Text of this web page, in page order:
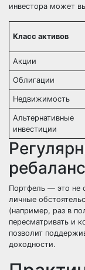
инвестора может
Класс активов
Акции
Облигации
Недвижимость
Альтернативные
инвестиции
Портфель — это не
личные
(например, раз в
пересматривать и
позволит
доходности.